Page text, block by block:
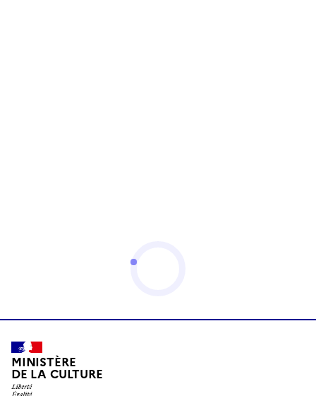
MINISTÈRE
DE LA CULTURE